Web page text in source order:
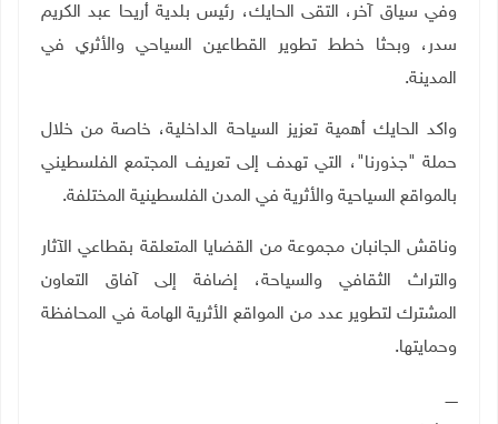
وفي سياق آخر، التقى الحايك، رئيس بلدية أريحا عبد الكريم
سدر، وبحثا خطط تطوير القطاعين السياحي والأثري في
المدينة.
واكد الحايك أهمية تعزيز السياحة الداخلية، خاصة من خلال
حملة "جذورنا"، التي تهدف إلى تعريف المجتمع الفلسطيني
بالمواقع السياحية والأثرية في المدن الفلسطينية المختلفة.
وناقش الجانبان مجموعة من القضايا المتعلقة بقطاعي الآثار
والتراث الثقافي والسياحة، إضافة إلى آفاق التعاون
المشترك لتطوير عدد من المواقع الأثرية الهامة في المحافظة
وحمايتها.
ـــــ